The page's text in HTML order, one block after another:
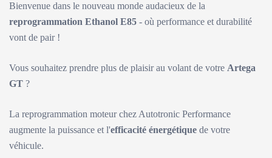
Bienvenue dans le nouveau monde audacieux de la
reprogrammation Ethanol E85 - où performance et durabilité
vont de pair !
Vous souhaitez prendre plus de plaisir au volant de votre Artega
GT ?
La reprogrammation moteur chez Autotronic Performance
augmente la puissance et l'efficacité énergétique de votre
véhicule.